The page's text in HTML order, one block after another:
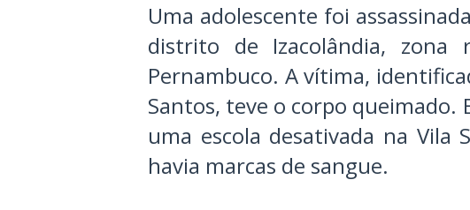
Uma adolescente foi
distrito de Izacolândia, zona
Pernambuco. A vítima,
Santos, teve o corpo
uma escola desativada na Vila
havia marcas de sangue.